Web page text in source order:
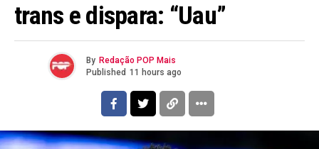
trans e dispara: “Uau”
By Redação POP Mais
Published 11 hours ago